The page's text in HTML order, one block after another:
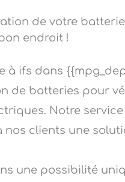
de votre
endroit !
à ifs dans
de batteries pour
Notre
nos clients une
une possibilité